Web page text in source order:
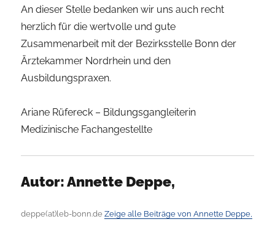
An dieser Stelle bedanken wir uns auch recht
herzlich für die wertvolle und gute
Zusammenarbeit mit der Bezirksstelle Bonn der
Ärztekammer Nordrhein und den
Ausbildungspraxen.
Ariane Rüfereck – Bildungsgangleiterin
Medizinische Fachangestellte
Autor:Annette Deppe,
deppe(at)leb-bonn.deZeige alle Beiträge von Annette Deppe,